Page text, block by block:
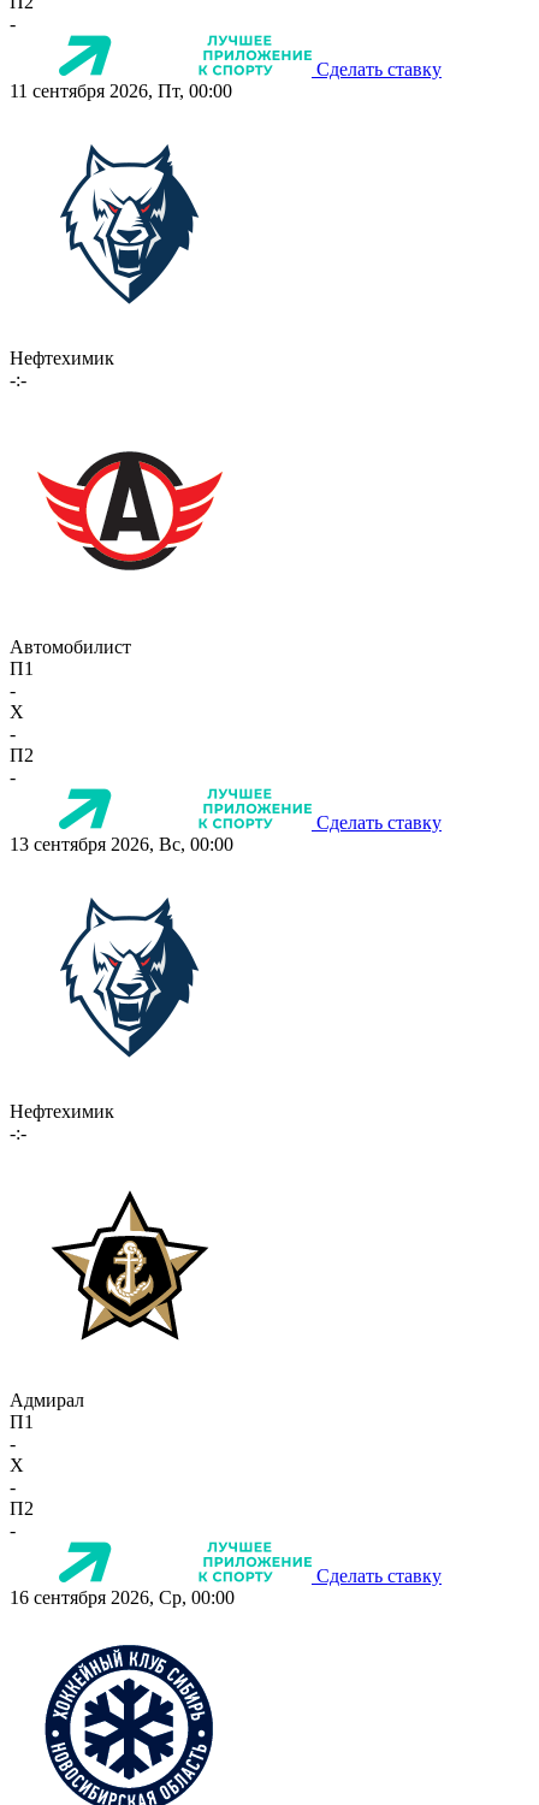
-
Сделать ставку
11 сентября 2026, Пт, 00:00
Нефтехимик
-:-
Автомобилист
П1
-
X
-
П2
-
Сделать ставку
13 сентября 2026, Вс, 00:00
Нефтехимик
-:-
Адмирал
П1
-
X
-
П2
-
Сделать ставку
16 сентября 2026, Ср, 00:00